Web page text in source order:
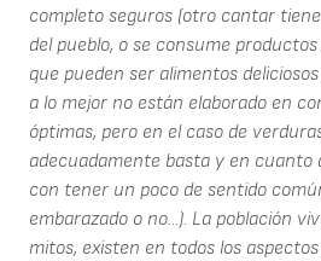
completo seguros (otro cantar
del pueblo, o se consume
que pueden ser alimentos
a lo mejor no están elaborado en
óptimas, pero en el caso de
adecuadamente basta y en cuanto
con tener un poco de sentido
embarazado o no...). La población
mitos, existen en todos los